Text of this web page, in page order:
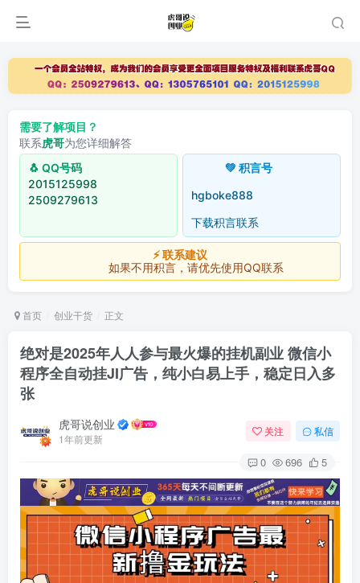
需要了解项目？
联系虎哥为您详细解答
🐧 QQ号码
2015125998
2509279613
💚 积言号
hgboke888
下载积言联系
⚡ 联系建议
如果不用积言，请优先使用QQ联系
首页 创业干货 正文
绝对是2025年人人参与最火爆的挂机副业 微信小
程序全自动挂JI广告，纯小白易上手，稳定日入多
张
虎哥说创业
1年前更新
关注 私信
0 696 5